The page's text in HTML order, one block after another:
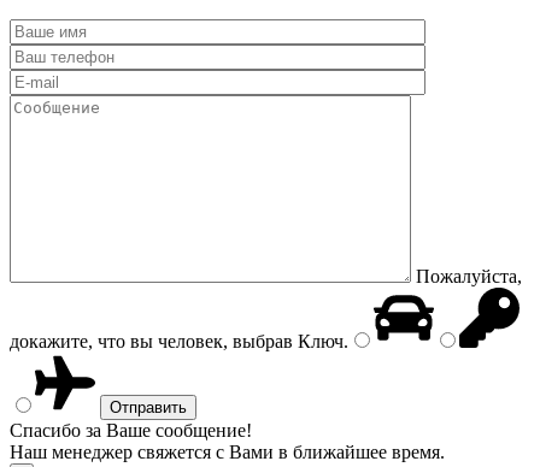
Пожалуйста,
докажите, что вы человек, выбрав Ключ.
Спасибо за Ваше сообщение!
Наш менеджер свяжется с Вами в ближайшее время.